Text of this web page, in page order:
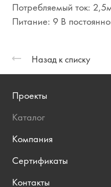
Потребляемый ток:
Питание: 9 В
Назад к списку
Проекты
Каталог
Компания
Сертификаты
Контакты